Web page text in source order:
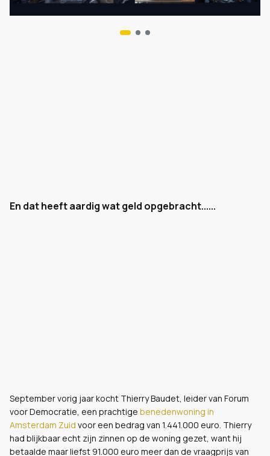
En dat heeft aardig wat geld opgebracht......
September vorig jaar kocht Thierry Baudet, leider van Forum
voor Democratie, een prachtige benedenwoning in
Amsterdam Zuid voor een bedrag van 1.441.000 euro. Thierry
had blijkbaar echt zijn zinnen op de woning gezet, want hij
betaalde maar liefst 91.000 euro meer dan de vraagprijs van